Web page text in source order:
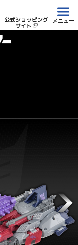
公式ショッピング
サイト
メニュー